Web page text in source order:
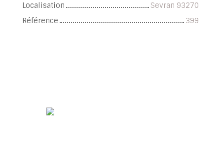
Localisation
Sevran 93270
Référence
399